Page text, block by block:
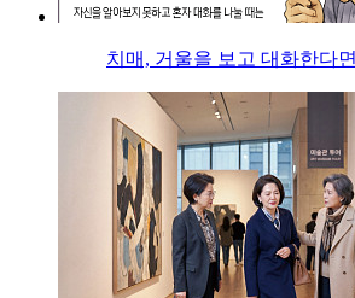
치매, 거울을 보고 대화한다면